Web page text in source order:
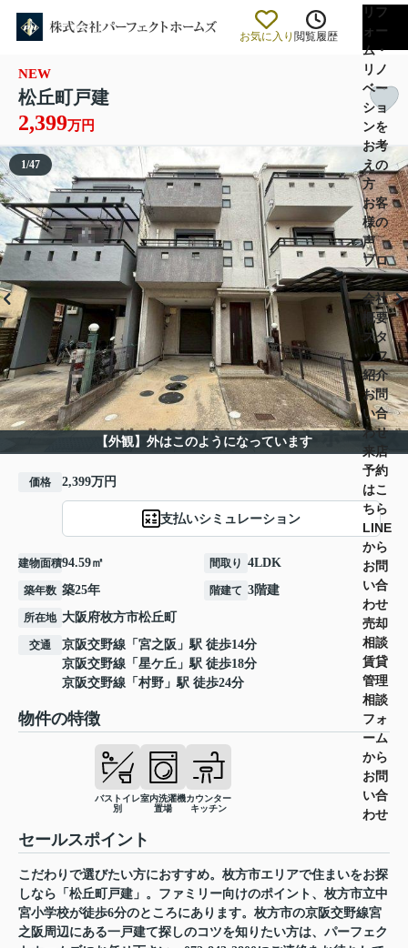
お気に入り 閲覧履歴
リフ
ォー
ム・
リノ
ベー
ショ
ンを
お考
えの
方
お客
様の
声
ブロ
グ
会社
概要
スタ
ッフ
紹介
お問
い合
わせ
来店
予約
はこ
ちら
LINE
から
お問
い合
わせ
売却
相談
賃貸
管理
相談
フォ
ーム
から
お問
い合
わせ
NEW
松丘町戸建
2,399万円
【外観】外はこのようになっています
1/47
価格 2,399万円
支払いシミュレーション
建物面積94.59㎡ 間取り 4LDK
築年数 築25年 階建て 3階建
所在地 大阪府枚方市松丘町
交通 京阪交野線 「 宮之阪 」駅 徒歩14分
京阪交野線 「 星ケ丘 」駅 徒歩18分
京阪交野線 「 村野 」駅 徒歩24分
物件の特徴
バストイレ
別
室内洗濯機
置場
カウンター
キッチン
セールスポイント
こだわりで選びたい方におすすめ。枚方市エリアで住まいをお探
しなら「松丘町戸建」。ファミリー向けのポイント、枚方市立中
宮小学校が徒歩6分のところにあります。枚方市の京阪交野線宮
之阪周辺にある一戸建て探しのコツを知りたい方は、パーフェク